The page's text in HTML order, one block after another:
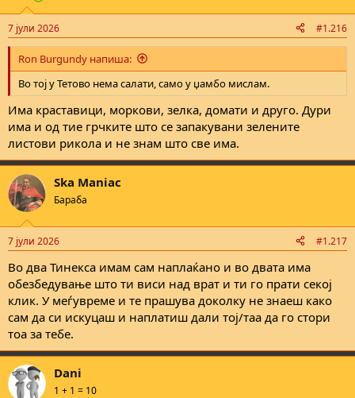
н
т
е
м
а
т
а
п
о
ч
н
у
в
а
е
7 јули 2026 #1.216
Ron Burgundy напиша:
Во тој у Тетово нема салати, само у џамбо мислам.
Има краставици, моркови, зелка, домати и друго. Дури
има и од тие грчките што се запакувани зелените
листови рикола и не знам што све има.
Ska Maniac
Бараба
7 јули 2026 #1.217
Во два Тинекса имам сам наплаќано и во двата има
обезбедување што ти виси над врат и ти го прати секој
клик. У меѓувреме и те прашува доколку не знаеш како
сам да си искуцаш и наплатиш дали тој/таа да го стори
тоа за тебе.
Dani
1 + 1 = 10